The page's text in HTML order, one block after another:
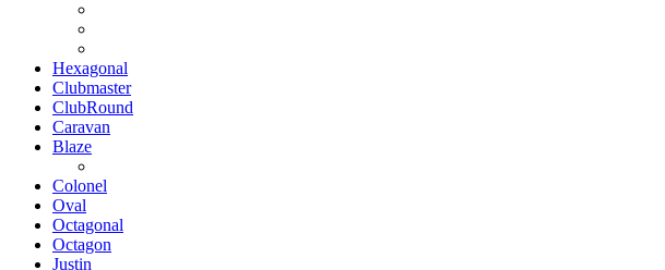
Hexagonal
Clubmaster
ClubRound
Caravan
Blaze
Colonel
Oval
Octagonal
Octagon
Justin